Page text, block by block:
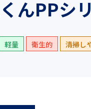
んPPシ
軽量 衛生的 清掃し